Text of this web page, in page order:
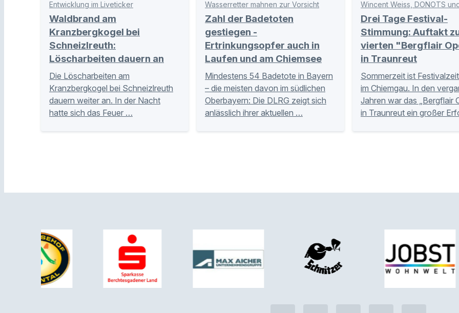
Entwicklung im Liveticker
Waldbrand am
Kranzbergkogel bei
Schneizlreuth:
Löscharbeiten dauern an
Die Löscharbeiten am
Kranzbergkogel bei Schneizlreuth
dauern weiter an. In der Nacht
hatte sich das Feuer …
Wasserretter mahnen zur Vorsicht
Zahl der Badetoten
gestiegen -
Ertrinkungsopfer auch in
Laufen und am Chiemsee
Mindestens 54 Badetote in Bayern
– die meisten davon im südlichen
Oberbayern: Die DLRG zeigt sich
anlässlich ihrer aktuellen …
Wincent Weiss, DONOTS
Drei Tage Festival-
Stimmung: Auftakt
vierten "Bergflair
in Traunreut
Sommerzeit ist
im Chiemgau. In den
Jahren war das „Bergflair
in Traunreut ein großer